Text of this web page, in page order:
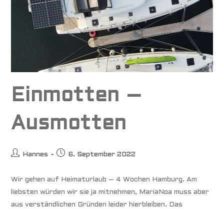
Einmotten –
Ausmotten
Beitrags-
Hannes
Beitrag6. September 2022
Wir gehen auf Heimaturlaub – 4 Wochen Hamburg. Am
liebsten würden wir sie ja mitnehmen, MariaNoa muss aber
aus verständlichen Gründen leider hierbleiben. Das